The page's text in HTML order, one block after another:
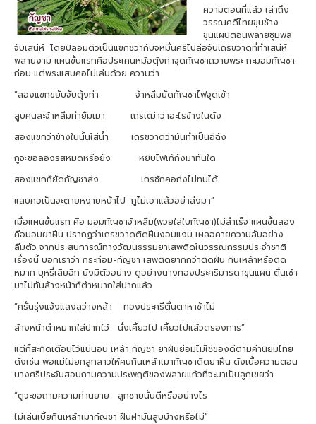
ความตอนที่แล้ว เล่าถึง
วรรณคดีไทยขุนช้าง
ขุนแผนตอนพลายชุมพล
จับเสน่ห์ โดยปลอมตัวเป็นแขกชวากับจหมื่นศรีไปล่อจับเถรขวาดที่ทำเสน่ห์
พลายงาม แผนขั้นแรกคือประเคนหม้อตุ้งก่าจุดกัญชาถวายพระ กะมอมกัญชา
ก่อน แต่พระแสบคอไม่เล่นด้วย ความว่า
“สองแขกขยับจับตุ้งก่า จ้าหลิ่มยัดกัญชาไฟจุดเข้า
สูบคนละจ้าหลิ่มทำยิ้มเมา เถรเฒ่าว่าอะไรข้างในดัง
สองแขกว่าข้างในนั้นใส่น้ำ เถรขวาดว่ามันทำเป็นอีฉัง
กูจะขอลองรสหมดหรือยัง หยิบไฟเก้กังมาทันใด
สองแขกก็ยัดกัญชาส่ง เถรชักคอก่งไม่ทนได้
แสบคอเป็นจะตายหงายหน้าไป กูไม่เอาแล้วอย่าส่งมา”
เมื่อแผนขั้นแรก คือ มอมกัญชาจ้าหลิ่ม(พวยใส่ใบกัญชา)ไม่สำเร็จ แผนขั้นสอง
คือมอมยาฝิ่น ปรากฏว่าเถรขวาดติดฝิ่นงอมแงม เผลอคายความลับอย่าง
ลืมตัว จากประสบการณ์ทางวัฒนธรรมยาเสพติดในวรรณกรรมประจำชาติ
เรื่องนี้ บอกเราว่า กระท่อม-กัญชา เสพติดยากกว่าติดฝิ่น กินเหล้าหรือติด
หมาก บุหรี่เสียอีก ยังมีตัวอย่าง ดูอย่างนางทองประศรีมารดาขุนแผน ตื่นเช้า
มาไม่ทันล้างหน้าก็ตำหมากใส่ปากแล้ว
“ครั้นรุ่งแจ้งแสงสว่างหล้า ทองประศรีตื่นตาหาช้าไม่
ล้างหน้าตำหมากใส่ปากไว้ นั่งเคี้ยวไป เคี้ยวไปแล้วตรองการ”
แต่ก็สะกิดเตือนไว้แน่นอน เหล้า กัญชา ยาฝิ่นย่อมไม่ใช่ของดีตามค่านิยมไทย
ดังเช่น พ่อแม่ไม่ยกลูกสาวให้คนกินเหล้าเมากัญชาติดยาฝิ่น ดังเนื้อความตอน
นางศรีประจันสอบถามความประพฤติของพลายแก้วที่จะมาเป็นลูกเขยว่า
“ตูจะขอถามความท่านยาย ลูกชายนั้นดีหรืออย่างไร
ไม่เล่นเบี้ยกินเหล้าเมากัญชา ฝิ่นฝามันสูบบ้างหรือไม่”